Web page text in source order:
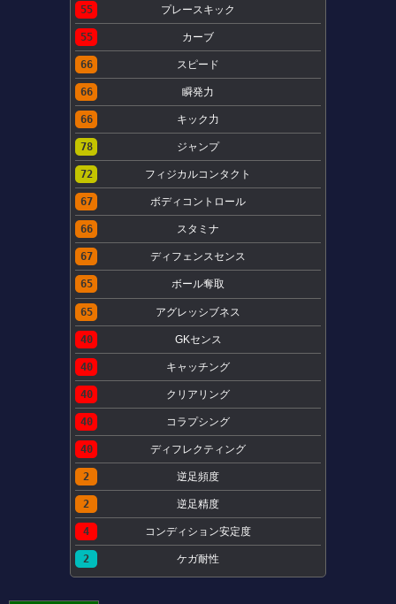
55 プレースキック
55 カーブ
66 スピード
66 瞬発力
66 キック力
78 ジャンプ
72 フィジカルコンタクト
67 ボディコントロール
66 スタミナ
67 ディフェンスセンス
65 ボール奪取
65 アグレッシブネス
40 GKセンス
40 キャッチング
40 クリアリング
40 コラプシング
40 ディフレクティング
2 逆足頻度
2 逆足精度
4 コンディション安定度
2 ケガ耐性